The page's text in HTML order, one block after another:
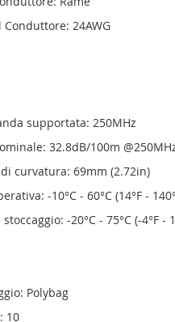
24AWG
supportata: 250MHz
32.8dB/100m
curvatura: 69mm (2.72in)
-10°C - 60°C (14°F -
-20°C - 75°C (-4°F -
Polybag
10